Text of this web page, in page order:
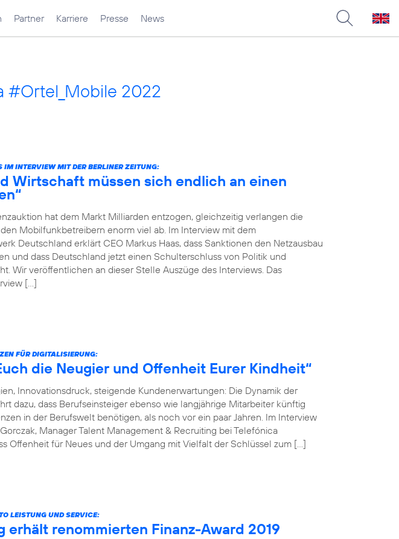
Partner Karriere Presse News
#Ortel_Mobile 2022
IM INTERVIEW MIT DER BERLINER ZEITUNG:
Wirtschaft müssen sich endlich an einen
hat dem Markt Milliarden entzogen, gleichzeitig verlangen die
Mobilfunkbetreibern enorm viel ab. Im Interview mit dem
Deutschland erklärt CEO Markus Haas, dass Sanktionen den Netzausbau
und dass Deutschland jetzt einen Schulterschluss von Politik und
Wir veröffentlichen an dieser Stelle Auszüge des Interviews. Das
[…]
FÜR DIGITALISIERUNG:
die Neugier und Offenheit Eurer Kindheit“
Innovationsdruck, steigende Kundenerwartungen: Die Dynamik der
dazu, dass Berufseinsteiger ebenso wie langjährige Mitarbeiter künftig
in der Berufswelt benötigen, als noch vor ein paar Jahren. Im Interview
Manager Talent Management & Recruiting bei Telefónica
Offenheit für Neues und der Umgang mit Vielfalt der Schlüssel zum […]
LEISTUNG UND SERVICE:
erhält renommierten Finanz-Award 2019